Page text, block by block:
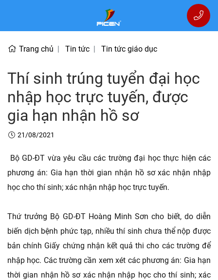
Trang chủ Tin tức Tin tức giáo dục
Thí sinh trúng tuyển đại học
nhập học trực tuyến, được
gia hạn nhận hồ sơ
21/08/2021
Bộ GD-ĐT vừa yêu cầu các trường đại học thực hiện các
phương án: Gia hạn thời gian nhận hồ sơ xác nhận nhập
học cho thí sinh; xác nhận nhập học trực tuyến.
Thứ trưởng Bộ GD-ĐT Hoàng Minh Sơn cho biết, do diễn
biến dịch bệnh phức tạp, nhiều thí sinh chưa thể nộp được
bản chính Giấy chứng nhận kết quả thi cho các trường để
nhập học. Các trường cần xem xét các phương án: Gia hạn
thời gian nhận hồ sơ xác nhận nhập học cho thí sinh; xác